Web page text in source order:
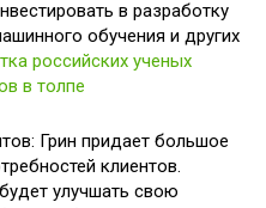
в разработку
обучения и других
российских ученых
в толпе
Грин придает большое
клиентов.
улучшать свою